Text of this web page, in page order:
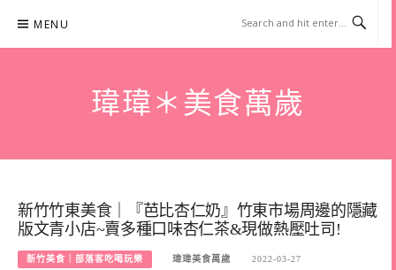
content
MENU
瑋瑋＊美食萬歲
新竹竹東美食｜『芭比杏仁奶』竹東市場周邊的隱藏
版文青小店~賣多種口味杏仁茶&現做熱壓吐司!
新竹美食｜部落客吃喝玩樂 瑋瑋美食萬歲 2022-03-27